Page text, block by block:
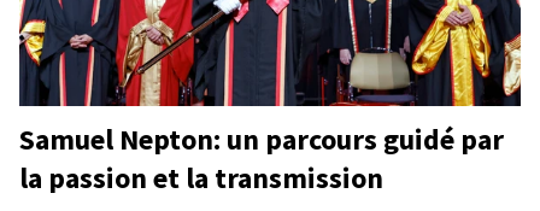
Samuel Nepton: un parcours guidé par
la passion et la transmission